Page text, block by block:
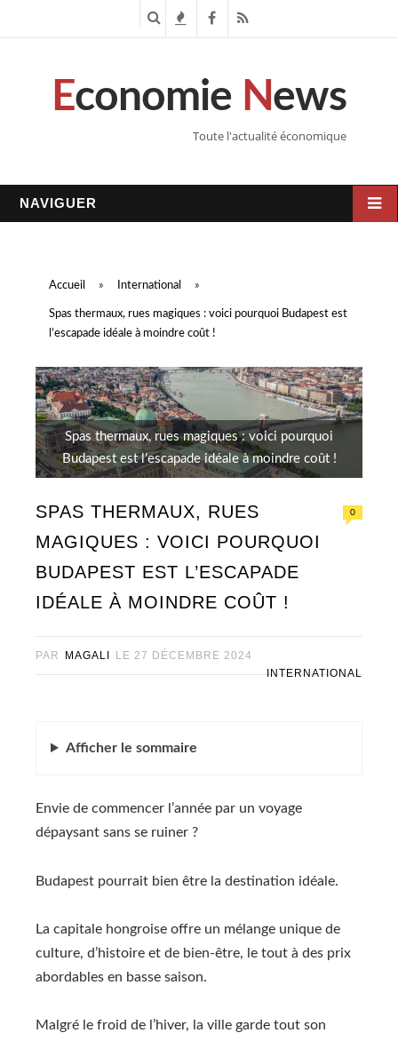
c n
s
F
c
R
S
Economie News
Toute l'actualité économique
NAVIGUER
Accueil » International »
Spas thermaux, rues magiques : voici pourquoi Budapest est
l’escapade idéale à moindre coût !
Spas thermaux, rues magiques : voici pourquoi
Budapest est l’escapade idéale à moindre coût !
SPAS THERMAUX, RUES
MAGIQUES : VOICI POURQUOI
BUDAPEST EST L’ESCAPADE
IDÉALE À MOINDRE COÛT !
0
PAR MAGALI LE 27 DÉCEMBRE 2024
INTERNATIONAL
Afficher le sommaire
Envie de commencer l’année par un voyage
dépaysant sans se ruiner ?
Budapest pourrait bien être la destination idéale.
La capitale hongroise offre un mélange unique de
culture, d’histoire et de bien-être, le tout à des prix
abordables en basse saison.
Malgré le froid de l’hiver, la ville garde tout son